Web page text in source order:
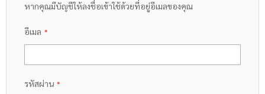
หากคุณมีบัญชีให้ลงชื่อเข้าใช้ด้วยที่อยู่อีเมลของคุณ
อีเมล
รหัสผ่าน